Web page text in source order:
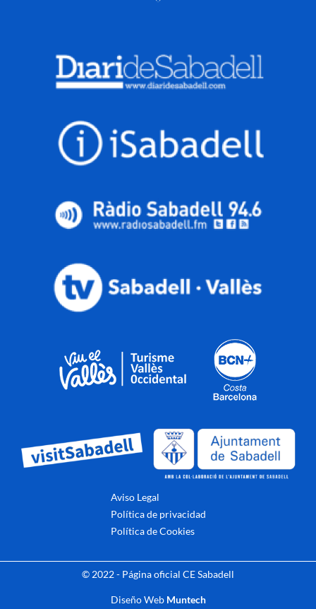
Aviso Legal
Política de privacidad
Política de Cookies
© 2022 - Página oficial CE Sabadell
Diseño Web Muntech